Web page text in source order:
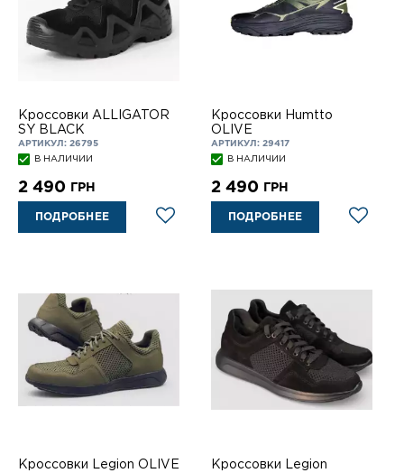
Кроссовки ALLIGATOR
SY BLACK
АРТИКУЛ: 26795
В НАЛИЧИИ
2 490 ГРН
ПОДРОБНЕЕ
Кроссовки Humtto
OLIVE
АРТИКУЛ: 29417
В НАЛИЧИИ
2 490 ГРН
ПОДРОБНЕЕ
Кроссовки Legion OLIVE
Кроссовки Legion